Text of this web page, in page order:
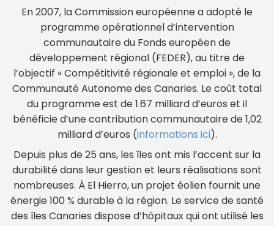
En 2007, la Commission européenne a adopté le
programme opérationnel d’intervention
communautaire du Fonds européen de
développement régional (FEDER), au titre de
l’objectif « Compétitivité régionale et emploi », de la
Communauté Autonome des Canaries. Le coût total
du programme est de 1.67 milliard d’euros et il
bénéficie d’une contribution communautaire de 1,02
milliard d’euros (informations ici).
Depuis plus de 25 ans, les îles ont mis l’accent sur la
durabilité dans leur gestion et leurs réalisations sont
nombreuses. À El Hierro, un projet éolien fournit une
énergie 100 % durable à la région. Le service de santé
des îles Canaries dispose d’hôpitaux qui ont utilisé les